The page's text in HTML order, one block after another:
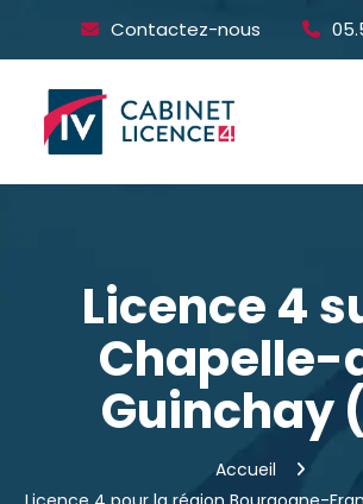
Contactez-nous
Licence 4
Chapelle-
Guinchay
Accueil